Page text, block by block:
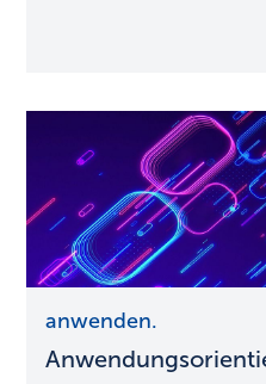
Lösungen
anwenden.